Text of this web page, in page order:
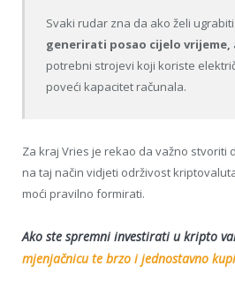
Svaki rudar zna da ako želi
generirati posao cijelo vrijeme,
potrebni strojevi koji koriste
poveći kapacitet računala.
Za kraj Vries je rekao da važno stvoriti
na taj način vidjeti održivost
moći pravilno formirati.
Ako ste spremni investirati u kripto
mjenjačnicu te brzo i jednostavno